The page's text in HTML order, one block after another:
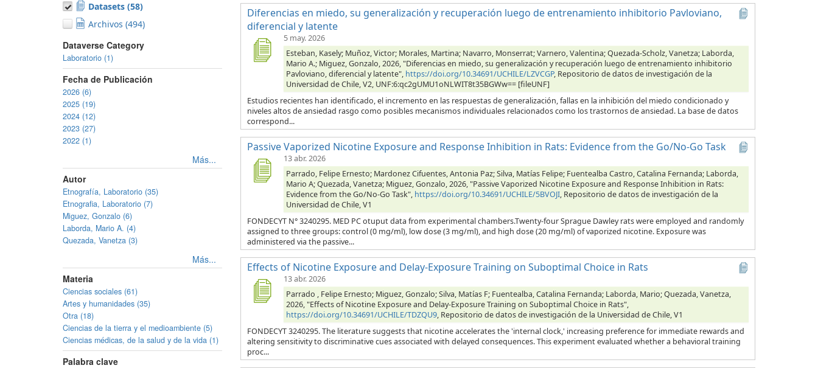
Datasets (58)
Archivos (494)
Dataverse Category
Laboratorio (1)
Fecha de Publicación
2026 (6)
2025 (19)
2024 (12)
2023 (27)
2022 (1)
Más...
Autor
Etnografía, Laboratorio (35)
Etnografia, Laboratorio (7)
Miguez, Gonzalo (6)
Laborda, Mario A. (4)
Quezada, Vanetza (3)
Más...
Materia
Ciencias sociales (61)
Artes y humanidades (35)
Otra (18)
Ciencias de la tierra y el medioambiente (5)
Ciencias médicas, de la salud y de la vida (1)
Palabra clave
Diferencias en miedo, su generalización y recuperación luego de entrenamiento inhibitorio Pavloviano,
diferencial y latente
5 may. 2026
Esteban, Kasely; Muñoz, Victor; Morales, Martina; Navarro, Monserrat; Varnero, Valentina; Quezada-Scholz, Vanetza; Laborda,
Mario A.; Miguez, Gonzalo, 2026, "Diferencias en miedo, su generalización y recuperación luego de entrenamiento inhibitorio
Pavloviano, diferencial y latente", https://doi.org/10.34691/UCHILE/LZVCGP, Repositorio de datos de investigación de la
Universidad de Chile, V2, UNF:6:qc2gUMU1oNLWIT8t35BGWw== [fileUNF]
Estudios recientes han identificado, el incremento en las respuestas de generalización, fallas en la inhibición del miedo condicionado y
niveles altos de ansiedad rasgo como posibles mecanismos individuales relacionados como los trastornos de ansiedad. La base de datos
correspond...
Passive Vaporized Nicotine Exposure and Response Inhibition in Rats: Evidence from the Go/No-Go Task
13 abr. 2026
Parrado, Felipe Ernesto; Mardonez Cifuentes, Antonia Paz; Silva, Matías Felipe; Fuentealba Castro, Catalina Fernanda; Laborda,
Mario A; Quezada, Vanetza; Miguez, Gonzalo, 2026, "Passive Vaporized Nicotine Exposure and Response Inhibition in Rats:
Evidence from the Go/No-Go Task", https://doi.org/10.34691/UCHILE/5BVOJI, Repositorio de datos de investigación de la
Universidad de Chile, V1
FONDECYT N° 3240295. MED PC otuput data from experimental chambers.Twenty-four Sprague Dawley rats were employed and randomly
assigned to three groups: control (0 mg/ml), low dose (3 mg/ml), and high dose (20 mg/ml) of vaporized nicotine. Exposure was
administered via the passive...
Effects of Nicotine Exposure and Delay-Exposure Training on Suboptimal Choice in Rats
13 abr. 2026
Parrado , Felipe Ernesto; Miguez, Gonzalo; Silva, Matías F; Fuentealba, Catalina Fernanda; Laborda, Mario; Quezada, Vanetza,
2026, "Effects of Nicotine Exposure and Delay-Exposure Training on Suboptimal Choice in Rats",
https://doi.org/10.34691/UCHILE/TDZQU9, Repositorio de datos de investigación de la Universidad de Chile, V1
FONDECYT 3240295. The literature suggests that nicotine accelerates the 'internal clock,' increasing preference for immediate rewards and
altering sensitivity to discriminative cues associated with delayed consequences. This experiment evaluated whether a behavioral training
proc...